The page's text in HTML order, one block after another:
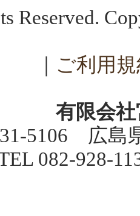
Reserved.
ご利用
有限会
5106 広島
082-928-